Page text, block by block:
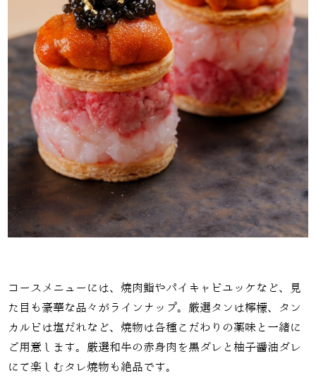
コースメニューには、焼肉鮨やパイキャビユッケなど、見
た目も豪華な品々がラインナップ。厳選タンは檸檬、タン
カルビは塩だれなど、焼物は各種こだわりの薬味と一緒に
ご用意します。厳選和牛の赤身肉を黒ダレと柚子醤油ダレ
にて楽しむタレ焼物も絶品です。